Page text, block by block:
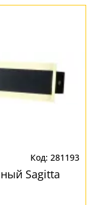
281193
Sagitta